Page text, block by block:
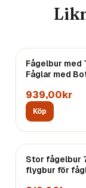
Fågelbur med
Fåglar med
939,00kr
Köp
Stor fågelbur
flygbur för